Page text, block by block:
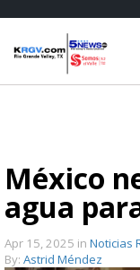
México
agua
Apr 15, 2025 in Noticias
By: Astrid Méndez